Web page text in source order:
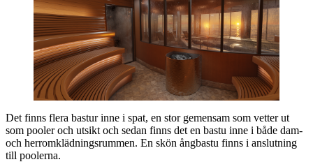
Det finns flera bastur inne i spat, en stor gemensam som vetter ut
som pooler och utsikt och sedan finns det en bastu inne i både dam-
och herromklädningsrummen. En skön ångbastu finns i anslutning
till poolerna.